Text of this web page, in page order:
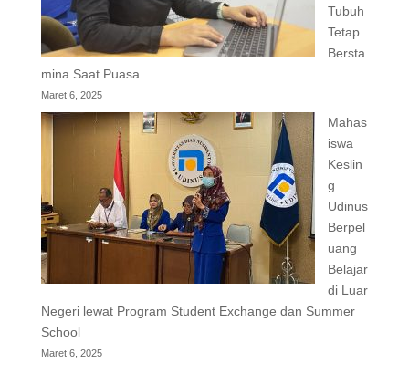
Tubuh
Tetap
Bersta
mina Saat Puasa
Maret 6, 2025
Mahas
iswa
Keslin
g
Udinus
Berpel
uang
Belajar
di Luar
Negeri lewat Program Student Exchange dan Summer
School
Maret 6, 2025